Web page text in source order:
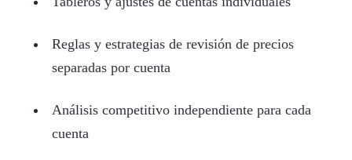
Reglas y estrategias de revisión de precios
separadas por cuenta
Análisis competitivo independiente para cada
cuenta